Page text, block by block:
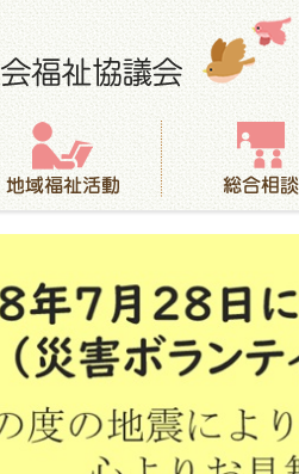
祉活動 総合相談